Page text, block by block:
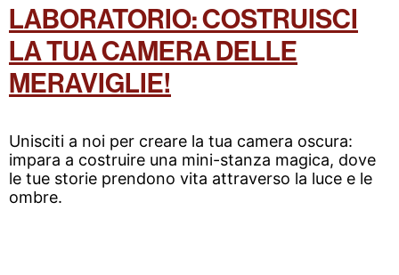
LABORATORIO: COSTRUISCI
LA TUA CAMERA DELLE
MERAVIGLIE!
Unisciti a noi per creare la tua camera oscura:
impara a costruire una mini-stanza magica, dove
le tue storie prendono vita attraverso la luce e le
ombre.